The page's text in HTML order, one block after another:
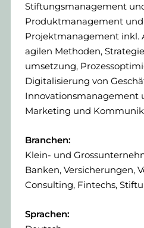
Stiftungsmanagement
Produktmanagement
Projektmanagement inkl.
agilen Methoden,
umsetzung,
Digitalisierung von
Innovationsmanagement
Marketing und
Branchen:
Klein- und
Banken, Versicherungen,
Consulting, Fintechs,
Sprachen: